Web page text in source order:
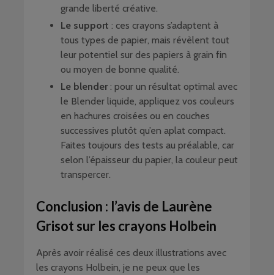
grande liberté créative.
Le support : ces crayons s’adaptent à
tous types de papier, mais révèlent tout
leur potentiel sur des papiers à grain fin
ou moyen de bonne qualité.
Le blender: pour un résultat optimal avec
le Blender liquide, appliquez vos couleurs
en hachures croisées ou en couches
successives plutôt qu’en aplat compact.
Faites toujours des tests au préalable, car
selon l’épaisseur du papier, la couleur peut
transpercer.
Conclusion : l’avis de Laurène
Grisot sur les crayons Holbein
Après avoir réalisé ces deux illustrations avec
les crayons Holbein, je ne peux que les